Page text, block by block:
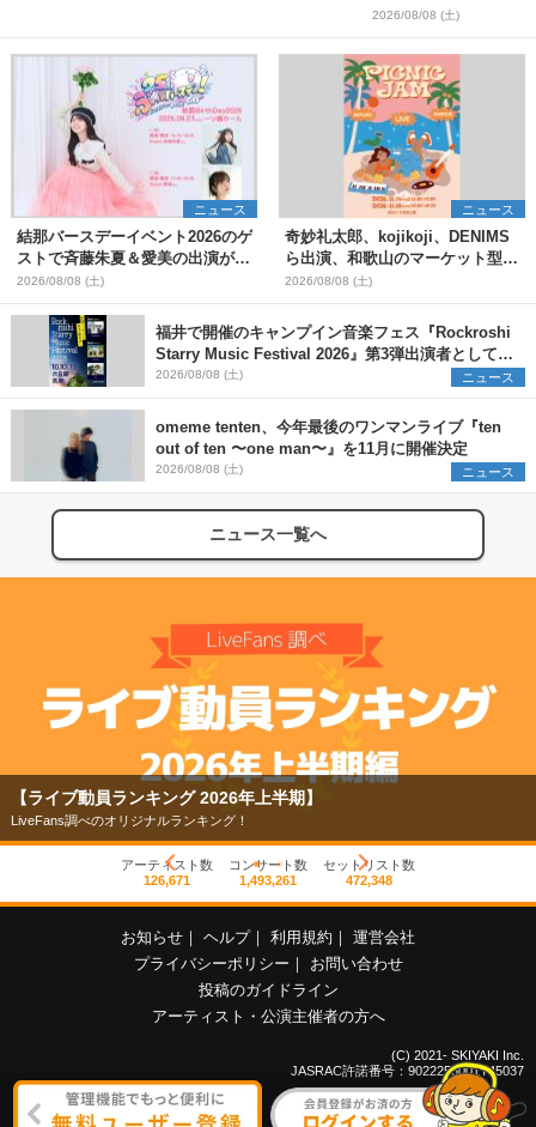
2026/08/08 (土)
ニュース
結那バースデーイベント2026のゲ
ストで斉藤朱夏＆愛美の出演が決
定
2026/08/08 (土)
ニュース
奇妙礼太郎、kojikoji、DENIMS
ら出演、和歌山のマーケット型野
外イベント『PICNIC JAM
2026』早割チケット発売開始
2026/08/08 (土)
福井で開催のキャンプイン音楽フェス『Rockroshi
Starry Music Festival 2026』第3弾出演者として
SCOOBIE DO、かりゆし58、Reiを発表
2026/08/08 (土) ニュース
omeme tenten、今年最後のワンマンライブ『ten
out of ten 〜one man〜』を11月に開催決定
2026/08/08 (土) ニュース
ニュース一覧へ
【ライブ動員ランキング 2026年上半期】
LiveFans調べのオリジナルランキング！
アーティスト数
126,671
コンサート数
1,493,261
セットリスト数
472,348
お知らせ ｜ ヘルプ｜ 利用規約 ｜ 運営会社
プライバシーポリシー ｜
お問い合わせ
投稿のガイドライン
アーティスト・公演主催者の方へ
(C) 2021- SKIYAKI Inc.
JASRAC許諾番号：9022255001Y45037